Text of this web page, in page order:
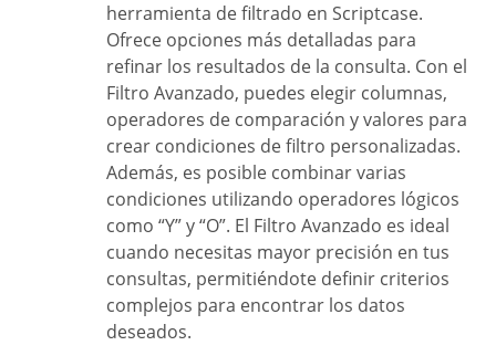
herramienta de filtrado en Scriptcase.
Ofrece opciones más detalladas para
refinar los resultados de la consulta. Con el
Filtro Avanzado, puedes elegir columnas,
operadores de comparación y valores para
crear condiciones de filtro personalizadas.
Además, es posible combinar varias
condiciones utilizando operadores lógicos
como “Y” y “O”. El Filtro Avanzado es ideal
cuando necesitas mayor precisión en tus
consultas, permitiéndote definir criterios
complejos para encontrar los datos
deseados.